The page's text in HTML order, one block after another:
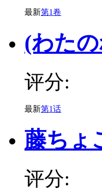
最新第1卷
(わた
评分:
最新第1话
藤ちょ
评分: